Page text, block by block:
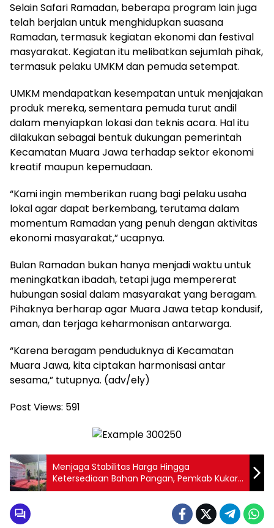
Selain Safari Ramadan, beberapa program lain juga
telah berjalan untuk menghidupkan suasana
Ramadan, termasuk kegiatan ekonomi dan festival
masyarakat. Kegiatan itu melibatkan sejumlah pihak,
termasuk pelaku UMKM dan pemuda setempat.
UMKM mendapatkan kesempatan untuk menjajakan
produk mereka, sementara pemuda turut andil
dalam menyiapkan lokasi dan teknis acara. Hal itu
dilakukan sebagai bentuk dukungan pemerintah
Kecamatan Muara Jawa terhadap sektor ekonomi
kreatif maupun kepemudaan.
“Kami ingin memberikan ruang bagi pelaku usaha
lokal agar dapat berkembang, terutama dalam
momentum Ramadan yang penuh dengan aktivitas
ekonomi masyarakat,” ucapnya.
Bulan Ramadan bukan hanya menjadi waktu untuk
meningkatkan ibadah, tetapi juga mempererat
hubungan sosial dalam masyarakat yang beragam.
Pihaknya berharap agar Muara Jawa tetap kondusif,
aman, dan terjaga keharmonisan antarwarga.
“Karena beragam penduduknya di Kecamatan
Muara Jawa, kita ciptakan harmonisasi antar
sesama,” tutupnya. (adv/ely)
Post Views: 591
Menjaga Stabilitas Harga Hingga
Ketersediaan Bahan Pangan, Pemkab Kukar
Gelar GPM di Tenggarong